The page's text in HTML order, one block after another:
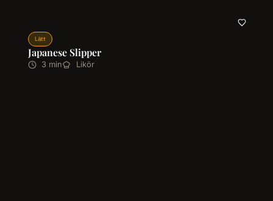
Lätt
Japanese Slipper
3 min Likör